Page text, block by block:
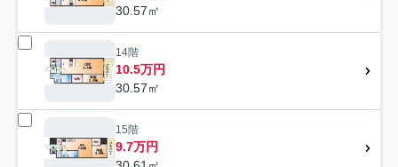
30.57㎡
14階
10.5万円
30.57㎡
15階
9.7万円